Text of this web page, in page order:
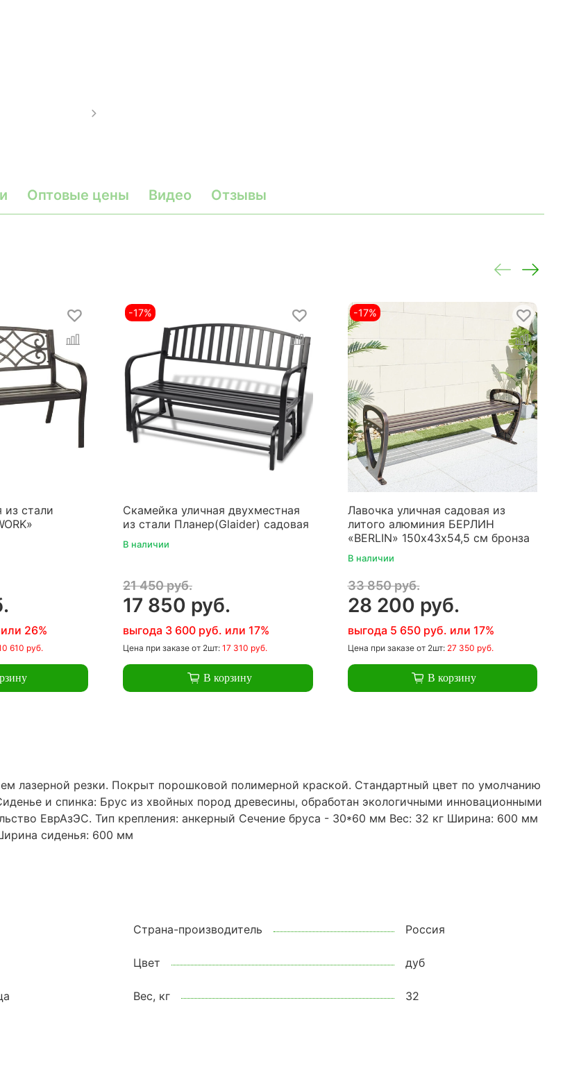
Оптовые цены Видео Отзывы
из стали
26%
610 руб.
-17%
Скамейка уличная двухместная
из стали Планер(Glaider) садовая
В наличии
21 450 руб.
17 850 руб.
выгода 3 600 руб. или 17%
Цена при заказе от 2шт: 17 310 руб.
В корзину
-17%
Лавочка уличная садовая из
литого алюминия БЕРЛИН
«BERLIN» 150х43х54,5 см бронза
В наличии
33 850 руб.
28 200 руб.
выгода 5 650 руб. или 17%
Цена при заказеот 2шт: 27 350 руб.
В корзину
лазерной резки. Покрыт порошковой полимерной краской. Стандартный цвет по умолчанию
и спинка: Брус из хвойных пород древесины, обработан экологичными инновационными
ЕврАзЭС. Тип крепления: анкерный Сечение бруса - 30*60 мм Вес: 32 кг Ширина: 600 мм
сиденья: 600 мм
Страна-производитель Россия
Цвет дуб
Вес, кг 32